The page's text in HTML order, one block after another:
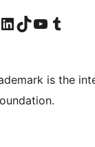
हमारे लिंक्डइन खाते पर जाएँहमारे टिकटॉक खाते पर जाएँहमारे यूट्यूब चैनल पर जाएंहमारे Tumblr खाते पर जाएँ
is the